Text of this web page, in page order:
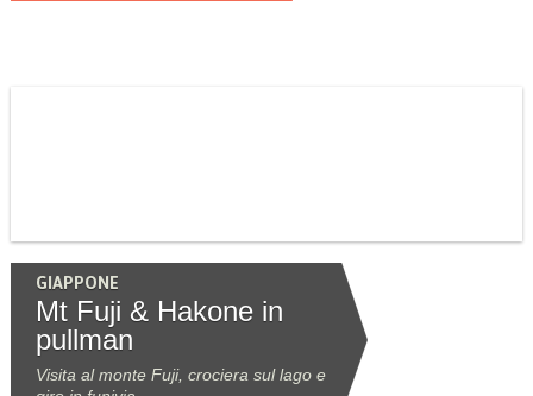
GIAPPONE
Mt Fuji & Hakone in
pullman
Visita al monte Fuji, crociera sul lago e